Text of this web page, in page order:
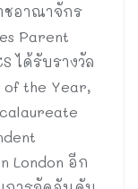
ชอาณาจักร
Parent
ได้รับรางวัล
of the Year,
London อีก